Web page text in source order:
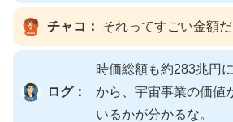
チャコ： それってすごい金額だ
ログ：
時価総額も約283兆円
から、宇宙事業の価値
いるかが分かるな。